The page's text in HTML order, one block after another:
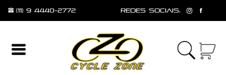
(11) 9 4440-2772 redes sociais: